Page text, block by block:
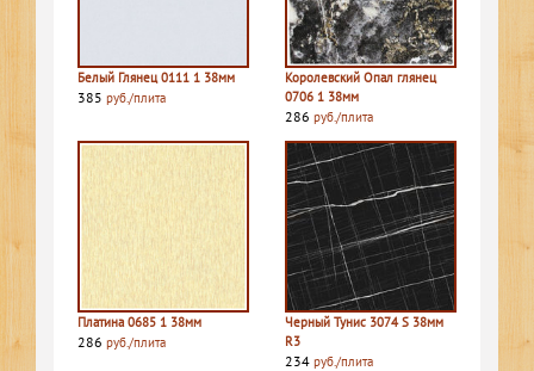
Белый Глянец 0111 1 38мм
385 руб./плита
Королевский Опал глянец
0706 1 38мм
286 руб./плита
Платина 0685 1 38мм
286 руб./плита
Черный Тунис 3074 S 38мм
R3
234 руб./плита